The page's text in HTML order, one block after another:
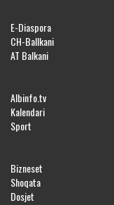
E-Diaspora
CH-Ballkani
AT Balkani
Albinfo.tv
Kalendari
Sport
Bizneset
Shoqata
Dosjet